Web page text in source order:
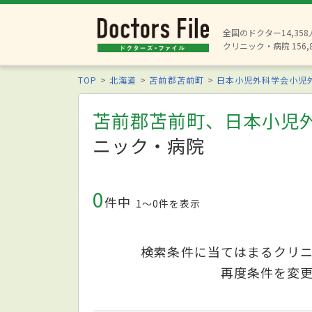
全国のドクター14,358
クリニック・病院
TOP 北海道 苫前郡苫前町 日本小児外科学会小児
苫前郡苫前町、日本小児
ニック・病院
0件中 1〜0件を表示
検索条件に当てはまるクリ
再度条件を変